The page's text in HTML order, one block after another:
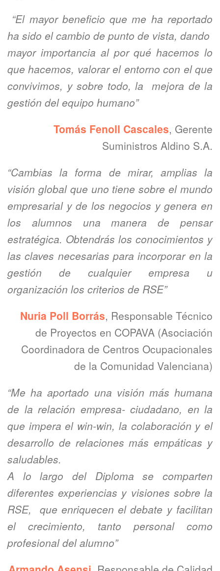
“El mayor beneficio que me ha reportado
ha sido el cambio de punto de vista, dando
mayor importancia al por qué hacemos lo
que hacemos, valorar el entorno con el que
convivimos, y sobre todo, la mejora de la
gestión del equipo humano”
Tomás Fenoll Cascales, Gerente
Suministros Aldino S.A.
“Cambias la forma de mirar, amplias la
visión global que uno tiene sobre el mundo
empresarial y de los negocios y genera en
los alumnos una manera de pensar
estratégica. Obtendrás los conocimientos y
las claves necesarias para incorporar en la
gestión de cualquier empresa u
organización los criterios de RSE”
Nuria Poll Borrás, Responsable Técnico
de Proyectos en COPAVA (Asociación
Coordinadora de Centros Ocupacionales
de la Comunidad Valenciana)
“Me ha aportado una visión más humana
de la relación empresa- ciudadano, en la
que impera el win-win, la colaboración y el
desarrollo de relaciones más empáticas y
saludables.
A lo largo del Diploma se comparten
diferentes experiencias y visiones sobre la
RSE, que enriquecen el debate y facilitan
el crecimiento, tanto personal como
profesional del alumno”